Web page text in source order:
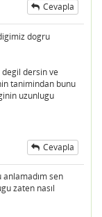
Cevapla
dogru
dersin ve
tanimindan bunu
uzunlugu
Cevapla
sen
zaten nasıl